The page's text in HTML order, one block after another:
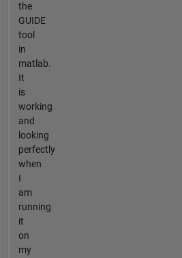
the
GUIDE
tool
in
matlab.
It
is
working
and
looking
perfectly
when
I
am
running
it
on
my